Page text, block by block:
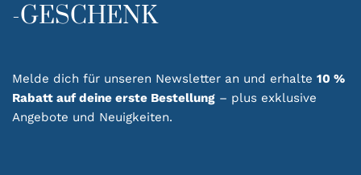
-GESCHENK
Melde dich für unseren Newsletter an und erhalte 10 %
Rabatt auf deine erste Bestellung – plus exklusive
Angebote und Neuigkeiten.